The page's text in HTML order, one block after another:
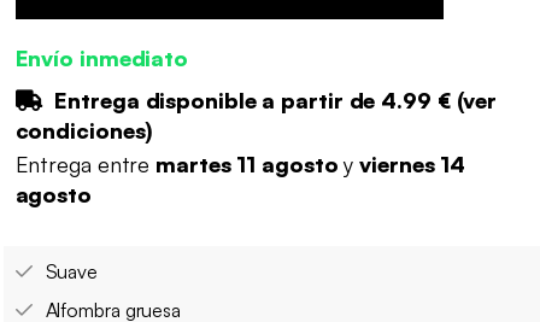
Envío inmediato
Entrega disponible a partir de 4.99 €(ver
condiciones)
Entrega entre martes 11 agostoyviernes 14
agosto
Suave
Alfombra gruesa